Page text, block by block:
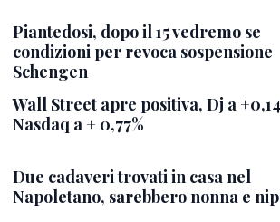
Piantedosi, dopo il 15 vedremo se
condizioni per revoca sospensione
Schengen
Wall Street apre positiva, Dj a
Nasdaq a + 0,77%
Due cadaveri trovati in casa nel
Napoletano, sarebbero nonna e